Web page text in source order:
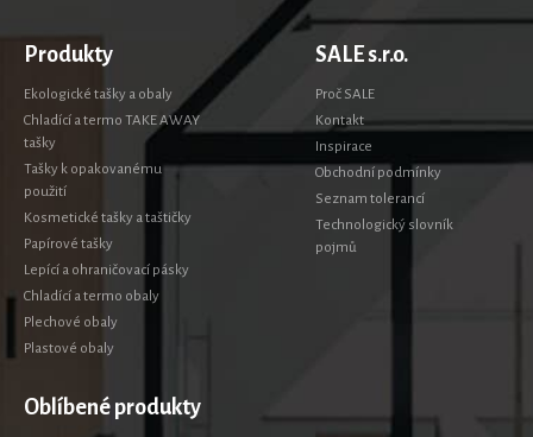
Produkty
Ekologické tašky a obaly
Chladící a termo TAKE AWAY
tašky
Tašky k opakovanému
použití
Kosmetické tašky a taštičky
Papírové tašky
Lepící a ohraničovací pásky
Chladící a termo obaly
Plechové obaly
Plastové obaly
Oblíbené produkty
SALE s.r.o.
Proč SALE
Kontakt
Inspirace
Obchodní podmínky
Seznam tolerancí
Technologický slovník
pojmů